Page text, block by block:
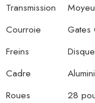
Transmission
Courroie
Gates
Freins
Cadre
Roues
28